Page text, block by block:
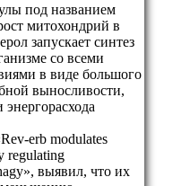
под названием
митохондрий в
запускает синтез
со всеми
в виде большого
выносливости,
erb modulates
regulating
выявил, что их